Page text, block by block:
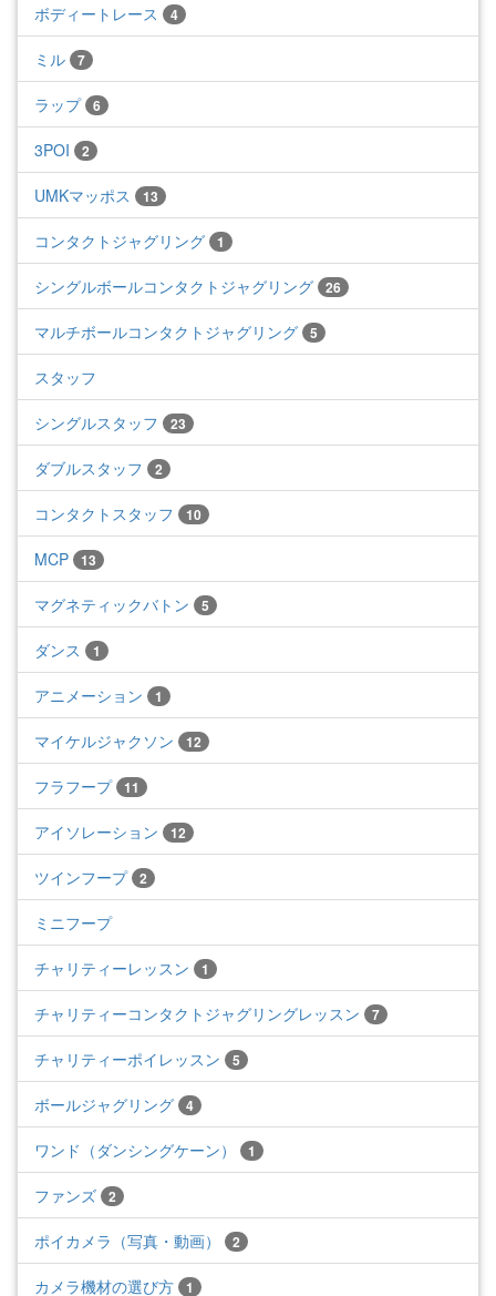
ボディートレース 4
ミル 7
ラップ 6
3POI 2
UMKマッポス 13
コンタクトジャグリング 1
シングルボールコンタクトジャグリング 26
マルチボールコンタクトジャグリング 5
スタッフ
シングルスタッフ 23
ダブルスタッフ 2
コンタクトスタッフ 10
MCP 13
マグネティックバトン 5
ダンス 1
アニメーション 1
マイケルジャクソン 12
フラフープ 11
アイソレーション 12
ツインフープ 2
ミニフープ
チャリティーレッスン 1
チャリティーコンタクトジャグリングレッスン 7
チャリティーポイレッスン 5
ボールジャグリング 4
ワンド（ダンシングケーン） 1
ファンズ 2
ポイカメラ（写真・動画） 2
カメラ機材の選び方 1